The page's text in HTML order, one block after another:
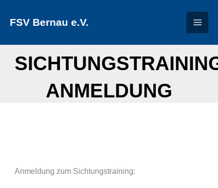
InhaltFSV Bernau e.V.
ANMELDUNG
Anmeldung zum Sichtungstraining: